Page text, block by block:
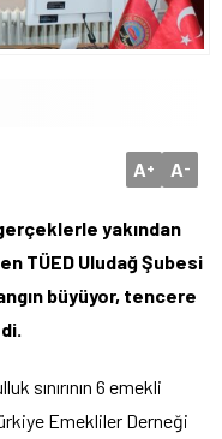
A+ A-
yakından
TÜED Uludağ Şubesi
büyüyor, tencere
sınırının 6 emekli
Emekliler Derneği